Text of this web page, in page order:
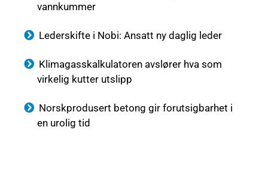
vannkummer
Lederskifte i Nobi: Ansatt ny daglig leder
Klimagasskalkulatoren avslører hva som
virkelig kutter utslipp
Norskprodusert betong gir forutsigbarhet i
en urolig tid